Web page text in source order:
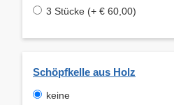
3 Stücke (+ € 60,00)
Schöpfkelle aus Holz
keine